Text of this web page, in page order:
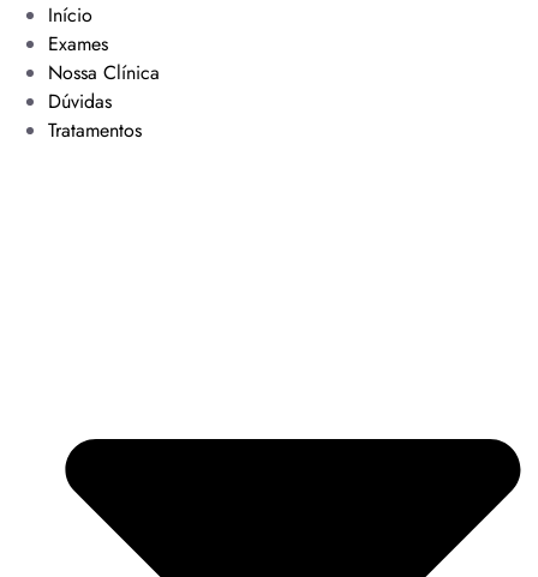
Início
Exames
Nossa Clínica
Dúvidas
Tratamentos